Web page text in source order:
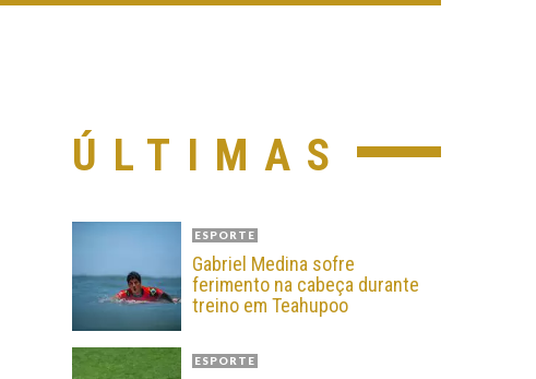
ÚLTIMAS
ESPORTE
Gabriel Medina sofre
ferimento na cabeça durante
treino em Teahupoo
ESPORTE